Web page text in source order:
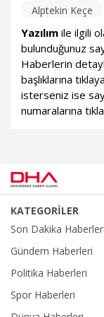
Alptekin Keçe
Yazılım ile ilgili
bulunduğunuz
Haberlerin
başlıklarına
isterseniz ise
numaralarına
KATEGORİLER
Son Dakika Haberleri
Gündem Haberleri
Politika Haberleri
Spor Haberleri